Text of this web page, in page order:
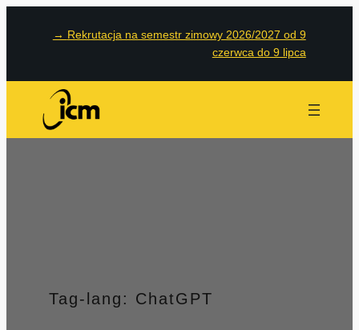
→ Rekrutacja na semestr zimowy 2026/2027 od 9
czerwca do 9 lipca
Tag-lang: ChatGPT